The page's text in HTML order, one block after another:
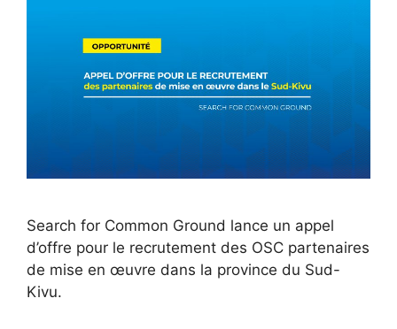
Search for Common Ground lance un appel
d’offre pour le recrutement des OSC partenaires
de mise en œuvre dans la province du Sud-
Kivu.